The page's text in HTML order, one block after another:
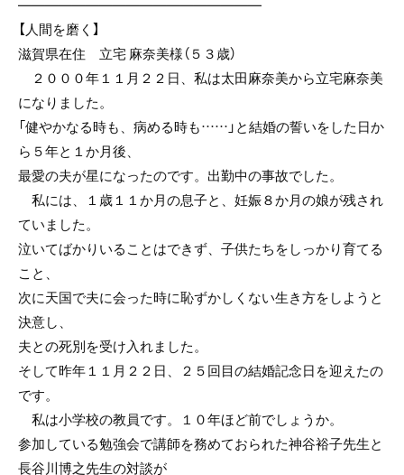
——————————————————
【人間を磨く】
滋賀県在住 立宅 麻奈美様（５３歳）
２０００年１１月２２日、私は太田麻奈美から立宅麻奈美
になりました。
「健やかなる時も、病める時も……」と結婚の誓いをした日か
ら５年と１か月後、
最愛の夫が星になったのです。出勤中の事故でした。
私には、１歳１１か月の息子と、妊娠８か月の娘が残され
ていました。
泣いてばかりいることはできず、子供たちをしっかり育てる
こと、
次に天国で夫に会った時に恥ずかしくない生き方をしようと
決意し、
夫との死別を受け入れました。
そして昨年１１月２２日、２５回目の結婚記念日を迎えたの
です。
私は小学校の教員です。１０年ほど前でしょうか。
参加している勉強会で講師を務めておられた神谷裕子先生と
長谷川博之先生の対談が